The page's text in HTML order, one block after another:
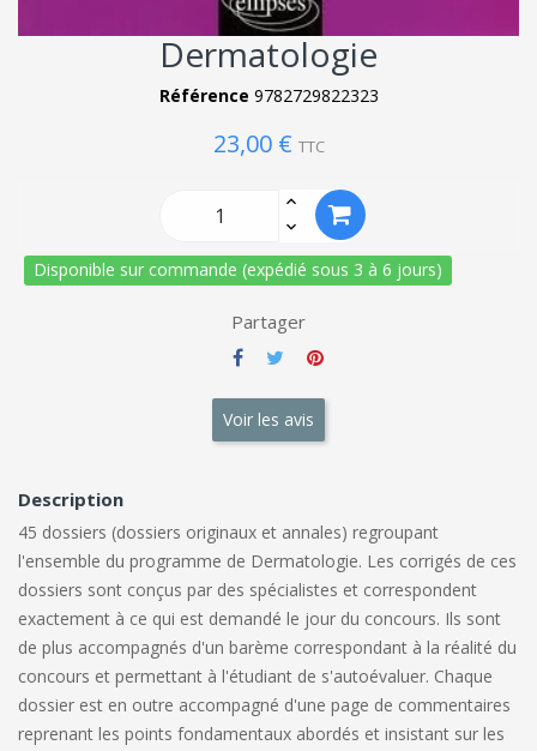
Dermatologie
Référence 9782729822323
23,00 € TTC
Disponible sur commande (expédié sous 3 à 6 jours)
Partager
Voir les avis
Description
45 dossiers (dossiers originaux et annales) regroupant
l'ensemble du programme de Dermatologie. Les corrigés de ces
dossiers sont conçus par des spécialistes et correspondent
exactement à ce qui est demandé le jour du concours. Ils sont
de plus accompagnés d'un barème correspondant à la réalité du
concours et permettant à l'étudiant de s'autoévaluer. Chaque
dossier est en outre accompagné d'une page de commentaires
reprenant les points fondamentaux abordés et insistant sur les